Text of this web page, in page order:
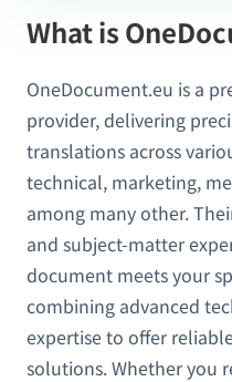
What is
OneDocument.eu is a
provider, delivering
translations across
technical, marketing,
among many other.
and subject-matter
document meets your
combining advanced
expertise to offer
solutions. Whether you